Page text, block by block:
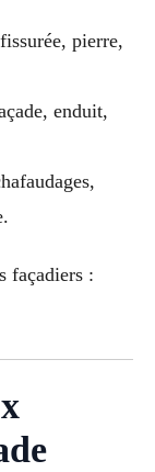
pierre,
enduit,
façadiers :